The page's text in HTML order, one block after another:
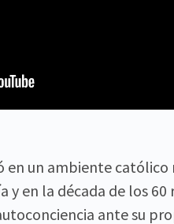
en un ambiente
y en la década de los
ante su